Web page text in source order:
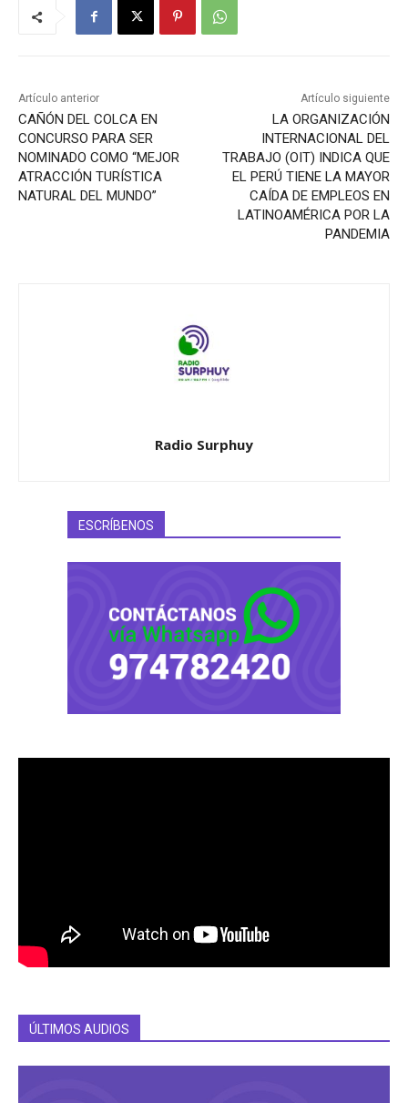
Artículo anterior
CAÑÓN DEL COLCA EN
CONCURSO PARA SER
NOMINADO COMO “MEJOR
ATRACCIÓN TURÍSTICA
NATURAL DEL MUNDO”
Artículo siguiente
LA ORGANIZACIÓN
INTERNACIONAL DEL
TRABAJO (OIT) INDICA QUE
EL PERÚ TIENE LA MAYOR
CAÍDA DE EMPLEOS EN
LATINOAMÉRICA POR LA
PANDEMIA
Radio Surphuy
ESCRÍBENOS
ÚLTIMOS AUDIOS